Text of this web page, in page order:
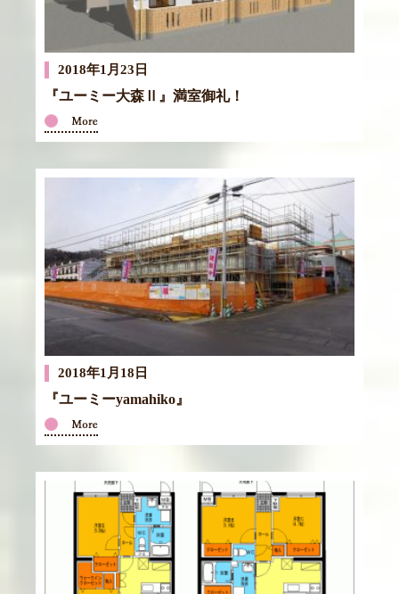
2018年1月23日
『ユーミー大森Ⅱ』満室御礼！
2018年1月18日
『ユーミーyamahiko』